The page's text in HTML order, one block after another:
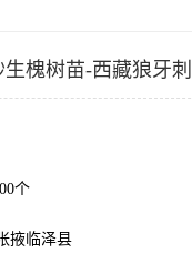
槐树苗-西藏狼牙刺
个
掖临泽县